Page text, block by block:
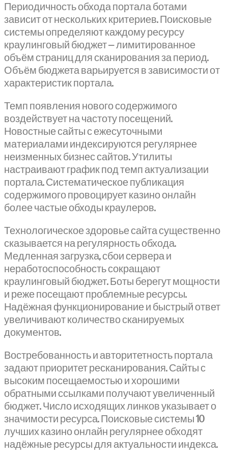
Периодичность обхода портала ботами
зависит от нескольких критериев. Поисковые
системы определяют каждому ресурсу
краулинговый бюджет — лимитированное
объём страниц для сканирования за период.
Объём бюджета варьируется в зависимости от
характеристик портала.
Темп появления нового содержимого
воздействует на частоту посещений.
Новостные сайты с ежесуточными
материалами индексируются регулярнее
неизменных бизнес сайтов. Утилиты
настраивают график под темп актуализации
портала. Систематическое публикация
содержимого провоцирует казино онлайн
более частые обходы краулеров.
Технологическое здоровье сайта существенно
сказывается на регулярность обхода.
Медленная загрузка, сбои сервера и
неработоспособность сокращают
краулинговый бюджет. Боты берегут мощности
и реже посещают проблемные ресурсы.
Надёжная функционирование и быстрый ответ
увеличивают количество сканируемых
документов.
Востребованность и авторитетность портала
задают приоритет ресканирования. Сайты с
высоким посещаемостью и хорошими
обратными ссылками получают увеличенный
бюджет. Число исходящих линков указывает о
значимости ресурса. Поисковые системы 10
лучших казино онлайн регулярнее обходят
надёжные ресурсы для актуальности индекса.